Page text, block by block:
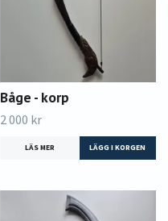
Båge - korp
2 000 kr
LÄS MER